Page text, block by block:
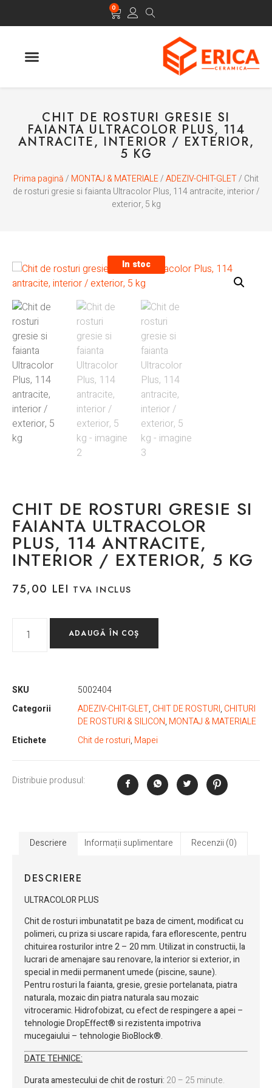
0
CHIT DE ROSTURI GRESIE SI
FAIANTA ULTRACOLOR PLUS, 114
ANTRACITE, INTERIOR / EXTERIOR,
5 KG
Prima pagină/ MONTAJ & MATERIALE/ADEZIV-CHIT-GLET/ Chit
de rosturi gresie si faianta Ultracolor Plus, 114 antracite, interior /
exterior, 5 kg
In stoc
CHIT DE ROSTURI GRESIE SI
FAIANTA ULTRACOLOR
PLUS, 114 ANTRACITE,
INTERIOR / EXTERIOR, 5 KG
75,00 LEI TVA INCLUS
ADAUGĂ ÎN COȘ
SKU
5002404
Categorii
ADEZIV-CHIT-GLET, CHIT DE ROSTURI, CHITURI
DE ROSTURI & SILICON, MONTAJ & MATERIALE
Etichete
Chit de rosturi, Mapei
Distribuie produsul:
Descriere Informații suplimentare Recenzii (0)
DESCRIERE
ULTRACOLOR PLUS
Chit de rosturi imbunatatit pe baza de ciment, modificat cu
polimeri, cu priza si uscare rapida, fara eflorescente, pentru
chituirea rosturilor intre 2 – 20 mm. Utilizat in constructii, la
lucrari de amenajare sau renovare, la interior si exterior, in
special in medii permanent umede (piscine, saune).
Pentru rosturi la faianta, gresie, gresie portelanata, piatra
naturala, mozaic din piatra naturala sau mozaic
vitroceramic. Hidrofobizat, cu efect de respingere a apei –
tehnologie DropEffect® si rezistenta impotriva
mucegaiului – tehnologie BioBlock®.
DATE TEHNICE:
Durata amestecului de chit de rosturi: 20 – 25 minute.